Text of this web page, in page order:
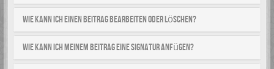
Wie kann ich einen Beitrag bearbeiten oder löschen?
Wie kann ich meinem Beitrag eine Signatur anfügen?